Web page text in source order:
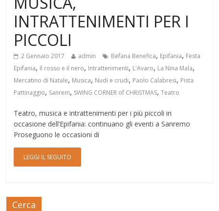
INTRATTENIMENTI PER I
PICCOLI
2 Gennaio 2017 admin Befana Benefica, Epifania, Festa
Epifania, Il rosso e il nero, Intrattenimenti, L'Avaro, La Nina Mala,
Mercatino di Natale, Musica, Nudi e crudi, Paolo Calabresi, Pista
Pattinaggio, Sanrem, SWING CORNER of CHRISTMAS,Teatro
Teatro, musica e intrattenimenti per i più piccoli in
occasione dell’Epifania: continuano gli eventi a Sanremo
Proseguono le occasioni di
LEGGI IL SEGUITO
Cerca